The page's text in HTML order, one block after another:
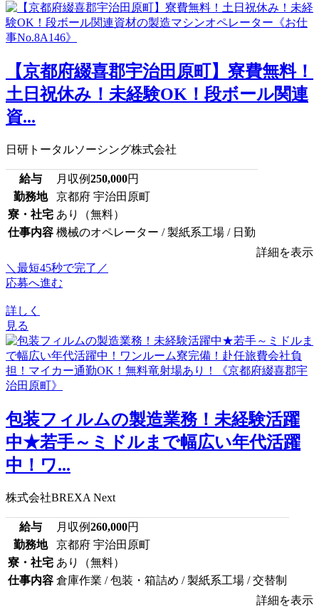
【京都府綴喜郡宇治田原町】寮費無料！
土日祝休み！未経験OK！段ボール関連
資...
日研トータルソーシング株式会社
給与 月収例250,000円
勤務地
京都府 宇治田原町
寮・社宅 あり（無料）
仕事内容 機械のオペレーター / 製紙系工場 / 日勤
詳細を表示
＼最短45秒で完了／
応募へ進む
詳しく
見る
包装フィルムの製造業務！未経験活躍
中★若手～ミドルまで幅広い年代活躍
中！ワ...
株式会社BREXA Next
給与 月収例260,000円
勤務地
京都府 宇治田原町
寮・社宅 あり（無料）
仕事内容 倉庫作業 / 包装・箱詰め / 製紙系工場 / 交替制
詳細を表示